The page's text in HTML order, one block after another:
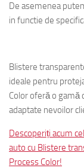
De asemenea
in functie de
Blistere
ideale pentru
Color oferă o gamă
adaptate nevoilor
Descoperiți acum
auto cu Blistere
Process Color!